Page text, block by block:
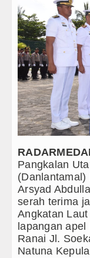
Wisata
TIPS dan TRIK
+ Lainnya
Video
Kesehatan
Siraman Rohani
Pangkalan
(Danlantamal)
Arsyad
serah terima
Angkatan
lapangan
Ranai Jl.
Natuna